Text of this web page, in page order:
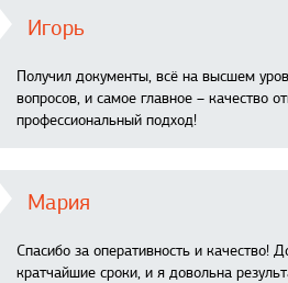
Игорь
Получил документы, всё на высшем
вопросов, и самое главное – качество
профессиональный подход!
Мария
Спасибо за оперативность и качество!
кратчайшие сроки, и я довольна